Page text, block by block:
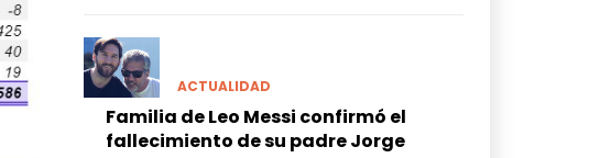
ACTUALIDAD
Familia de Leo Messi confirmó el
fallecimiento de su padre Jorge